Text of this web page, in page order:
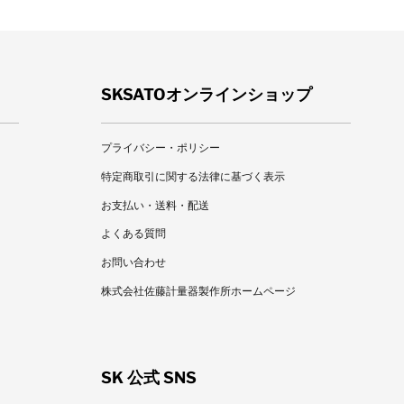
SKSATOオンラインショップ
プライバシー・ポリシー
特定商取引に関する法律に基づく表示
お支払い・送料・配送
よくある質問
お問い合わせ
株式会社佐藤計量器製作所ホームページ
SK 公式 SNS